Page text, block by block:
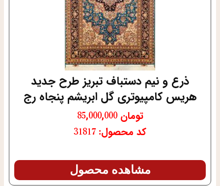
ذرع و نیم دستباف تبریز طرح جدید
هریس کامپیوتری گل ابریشم پنجاه رج
تومان 85,000,000
کد محصول: 31817
مشاهده محصول